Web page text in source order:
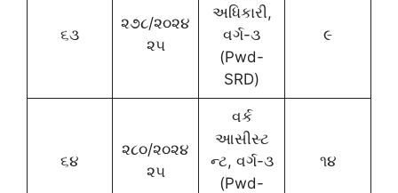
૬૩
૨૭૮/૨૦૨૪
૨૫
અધિકારી,
વર્ગ-૩
(Pwd-
SRD)
૯
૬૪
૨૮૦/૨૦૨૪
૨૫
વર્ક
આસીસ્ટ
ન્ટ, વર્ગ-૩
(Pwd-
૧૪